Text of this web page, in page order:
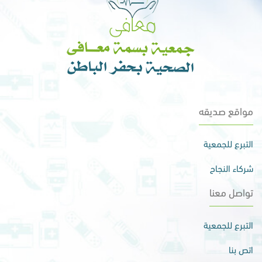
مواقع صديقه
التبرع للجمعية
شركاء النجاح
تواصل معنا
التبرع للجمعية
اتص بنا